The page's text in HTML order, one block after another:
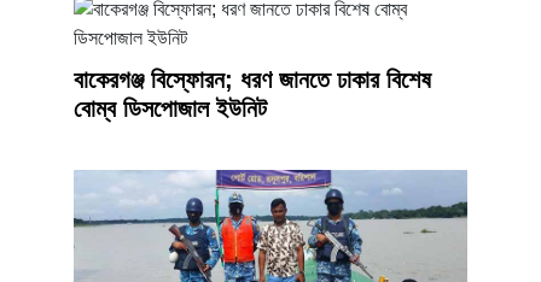
বাকেরগঞ্জ বিস্ফোরন; ধরণ জানতে ঢাকার বিশেষ
বোম্ব ডিসপোজাল ইউনিট